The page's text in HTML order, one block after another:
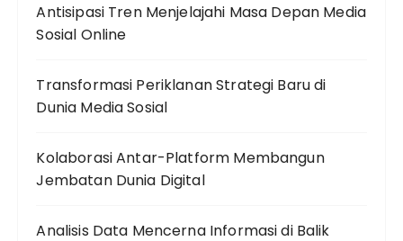
Antisipasi Tren Menjelajahi Masa Depan Media
Sosial Online
Transformasi Periklanan Strategi Baru di
Dunia Media Sosial
Kolaborasi Antar-Platform Membangun
Jembatan Dunia Digital
Analisis Data Mencerna Informasi di Balik